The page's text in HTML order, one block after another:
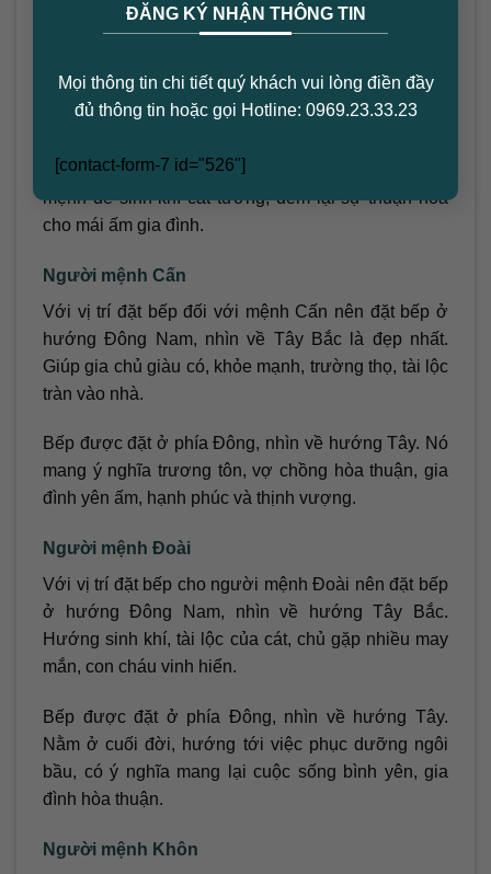
ĐĂNG KÝ NHẬN THÔNG TIN
Mọi thông tin chi tiết quý khách vui lòng điền đầy
đủ thông tin hoặc gọi Hotline: 0969.23.33.23
[contact-form-7 id="526"]
có Tây tứ mệnh
bên cạnh hướng nhà. Vì vị trí của bếp sẽ liên quan
mật thiết đến Trạch và Mệnh. Ở một số hướng,
cách chọn hướng bếp cho người thuộc Tây tứ
mệnh để sinh khí cát tường, đem lại sự thuận hòa
cho mái ấm gia đình.
Người mệnh Cấn
Với vị trí đặt bếp đối với mệnh Cấn nên đặt bếp ở
hướng Đông Nam, nhìn về Tây Bắc là đẹp nhất.
Giúp gia chủ giàu có, khỏe mạnh, trường thọ, tài lộc
tràn vào nhà.
Bếp được đặt ở phía Đông, nhìn về hướng Tây. Nó
mang ý nghĩa trương tôn, vợ chồng hòa thuận, gia
đình yên ấm, hạnh phúc và thịnh vượng.
Người mệnh Đoài
Với vị trí đặt bếp cho người mệnh Đoài nên đặt bếp
ở hướng Đông Nam, nhìn về hướng Tây Bắc.
Hướng sinh khí, tài lộc của cát, chủ gặp nhiều may
mắn, con cháu vinh hiển.
Bếp được đặt ở phía Đông, nhìn về hướng Tây.
Nằm ở cuối đời, hướng tới việc phục dưỡng ngôi
bầu, có ý nghĩa mang lại cuộc sống bình yên, gia
đình hòa thuận.
Người mệnh Khôn